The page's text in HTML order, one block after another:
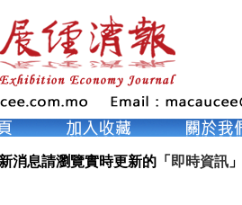
消息請瀏覽實時更新的「 即時資訊 」